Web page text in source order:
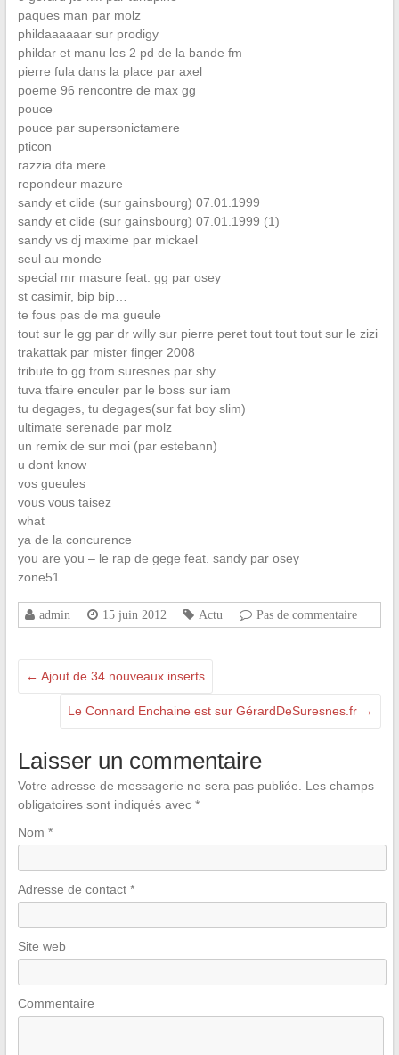
paques man par molz
phildaaaaaar sur prodigy
phildar et manu les 2 pd de la bande fm
pierre fula dans la place par axel
poeme 96 rencontre de max gg
pouce
pouce par supersonictamere
pticon
razzia dta mere
repondeur mazure
sandy et clide (sur gainsbourg) 07.01.1999
sandy et clide (sur gainsbourg) 07.01.1999 (1)
sandy vs dj maxime par mickael
seul au monde
special mr masure feat. gg par osey
st casimir, bip bip…
te fous pas de ma gueule
tout sur le gg par dr willy sur pierre peret tout tout tout sur le zizi
trakattak par mister finger 2008
tribute to gg from suresnes par shy
tuva tfaire enculer par le boss sur iam
tu degages, tu degages(sur fat boy slim)
ultimate serenade par molz
un remix de sur moi (par estebann)
u dont know
vos gueules
vous vous taisez
what
ya de la concurence
you are you – le rap de gege feat. sandy par osey
zone51
admin 15 juin 2012 Actu Pas de commentaire
← Ajout de 34 nouveaux inserts
Le Connard Enchaine est sur GérardDeSuresnes.fr →
Laisser un commentaire
Votre adresse de messagerie ne sera pas publiée.
Les champs
obligatoires sont indiqués avec *
Nom *
Adresse de contact *
Site web
Commentaire